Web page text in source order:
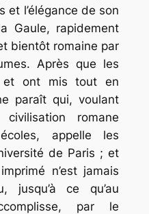
l’élégance de son
Gaule, rapidement
bientôt romaine par
Après que les
et ont mis tout en
paraît qui, voulant
romane
appelle les
de Paris ; et
n’est jamais
jusqu’à ce qu’au
par le